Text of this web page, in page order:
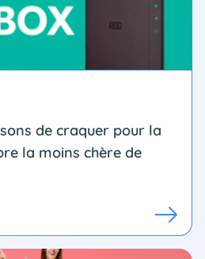
de craquer pour la
la moins chère de